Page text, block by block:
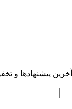
و تخفیف های